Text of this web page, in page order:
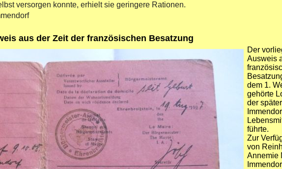
versorgen konnte, erhielt sie geringere Rationen.
aus der Zeit der französischen Besatzung
Der
Ausweis
dem 1.
gehörte
der
führte.
Zur
von
Annemie